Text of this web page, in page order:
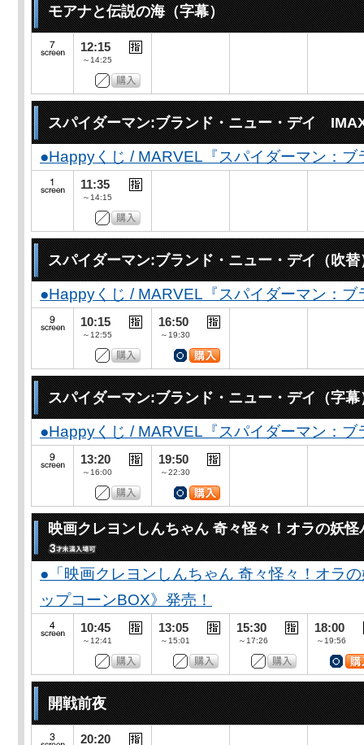
モアナと伝説の海（字幕）
12:15
～14:25
スパイダーマン:ブランド・ニュー・デイ
●Happyくじ / MARVEL『スパイダーマン：
11:35
～14:15
スパイダーマン:ブランド・ニュー・デイ（吹替
●Happyくじ / MARVEL『スパイダーマン：
10:15
～12:55
16:50
～19:30
スパイダーマン:ブランド・ニュー・デイ（字幕
●Happyくじ / MARVEL『スパイダーマン：
13:20
～16:00
19:50
～22:30
映画クレヨンしんちゃん 奇々怪々！オラの妖怪
●「映画クレヨンしんちゃん 奇々怪々！オラ
ップコーンBOX》発売！
10:45
～12:41
13:05
～15:01
15:30
～17:26
18:00
～19:56
開戦前夜
20:20